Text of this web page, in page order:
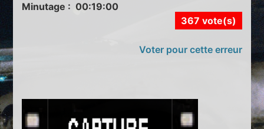
Minutage : 00:19:00
367 vote(s)
Voter pour cette erreur